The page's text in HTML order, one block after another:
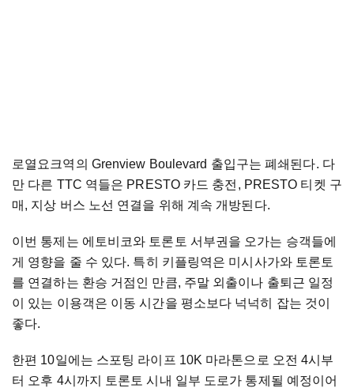
로열요크역의 Grenview Boulevard 출입구는 폐쇄된다. 다
만 다른 TTC 역들은 PRESTO 카드 충전, PRESTO 티켓 구
매, 지상 버스 노선 연결을 위해 계속 개방된다.
이번 통제는 에토비코와 토론토 서부권을 오가는 승객들에
게 영향을 줄 수 있다. 특히 키플링역은 미시사가와 토론토
를 연결하는 환승 거점인 만큼, 주말 외출이나 출퇴근 일정
이 있는 이용객은 이동 시간을 평소보다 넉넉히 잡는 것이
좋다.
한편 10일에는 스포팅 라이프 10K 마라톤으로 오전 4시부
터 오후 4시까지 토론토 시내 일부 도로가 통제될 예정이어